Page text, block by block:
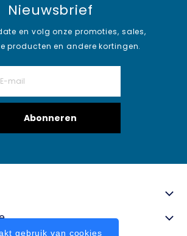
gebruik van cookies
Nieuwsbrief
en volg onze promoties, sales,
producten en andere kortingen.
Abonneren